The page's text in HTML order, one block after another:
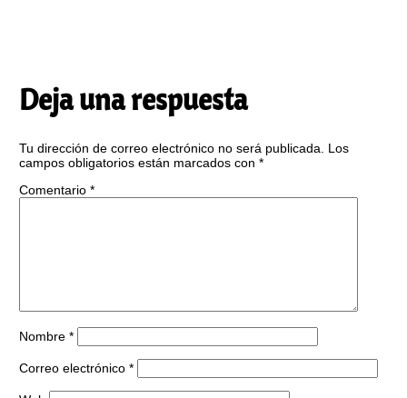
Deja una respuesta
Tu dirección de correo electrónico no será publicada. Los
campos obligatorios están marcados con *
Comentario *
Nombre *
Correo electrónico *